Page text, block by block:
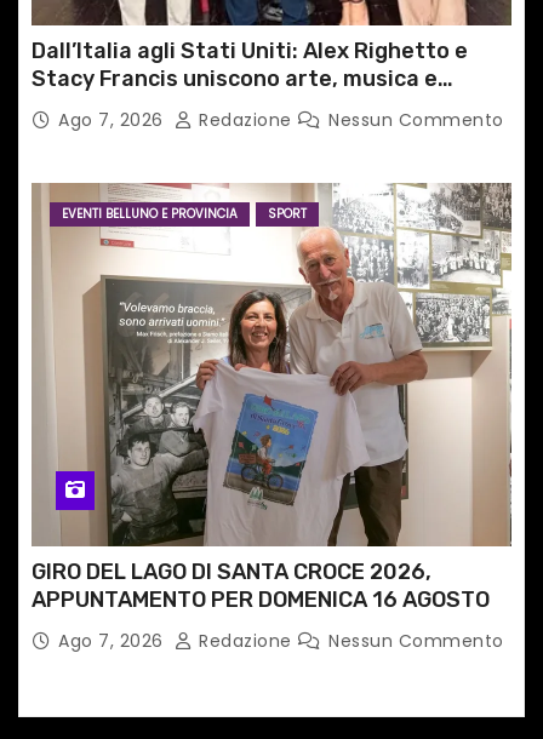
Dall’Italia agli Stati Uniti: Alex Righetto e
Stacy Francis uniscono arte, musica e
tecnologia in un nuovo progetto
internazionale”
Ago 7, 2026 Redazione Nessun Commento
EVENTI BELLUNO E PROVINCIA SPORT
GIRO DEL LAGO DI SANTA CROCE 2026,
APPUNTAMENTO PER DOMENICA 16 AGOSTO
Ago 7, 2026 Redazione Nessun Commento